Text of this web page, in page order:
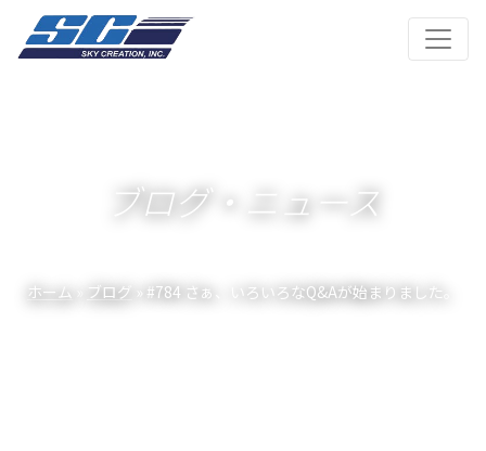
ブログ・ニュース
ホーム ブログ » #784 さぁ、いろいろなQ&Aが始まりました。